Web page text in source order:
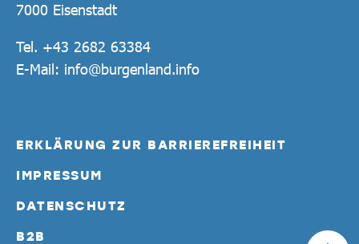
7000 Eisenstadt
Tel. +43 2682 63384
E-Mail: info@burgenland.info
ERKLÄRUNG ZUR BARRIEREFREIHEIT
IMPRESSUM
DATENSCHUTZ
B2B